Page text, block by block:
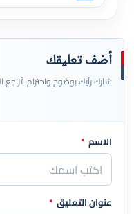
أضف تعليقك
شارك رأيك بوضوح واحترام.
اترك هذا الحقل فارغاً
الاسم *
عنوان التعليق *